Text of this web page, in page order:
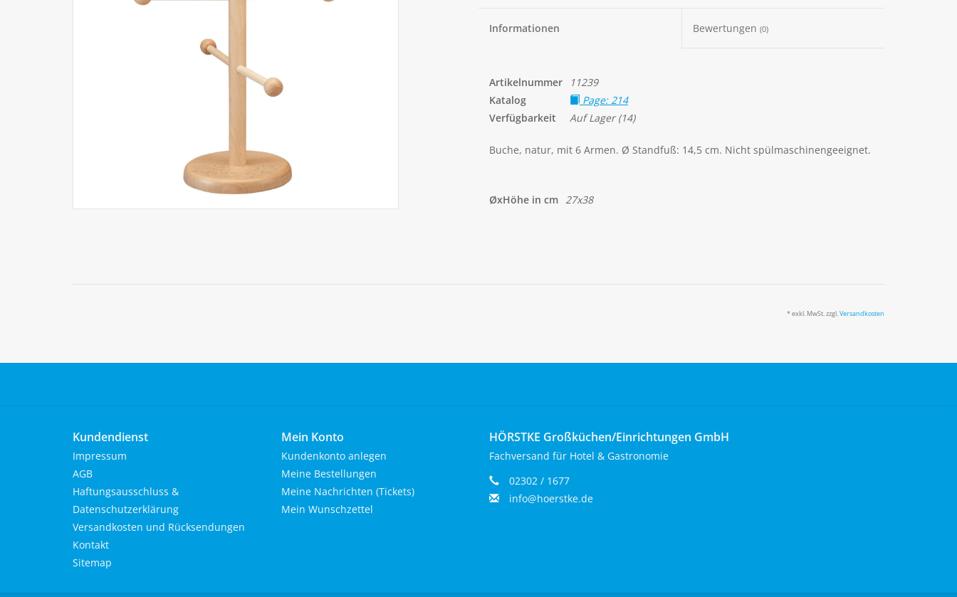
Informationen Bewertungen (0)
Artikelnummer
11239
Katalog
Page: 214
Verfügbarkeit
Auf Lager(14)
Buche, natur, mit 6 Armen. Ø Standfuß: 14,5 cm. Nicht spülmaschinengeeignet.
ØxHöhe in cm 27x38
* exkl. MwSt. zzgl.Versandkosten
Kundendienst
Impressum
AGB
Haftungsausschluss &
Datenschutzerklärung
Versandkosten und Rücksendungen
Kontakt
Sitemap
Mein Konto
Kundenkonto anlegen
Meine Bestellungen
Meine Nachrichten (Tickets)
Mein Wunschzettel
HÖRSTKE Großküchen/Einrichtungen GmbH
Fachversand für Hotel & Gastronomie
02302 / 1677
info@hoerstke.de